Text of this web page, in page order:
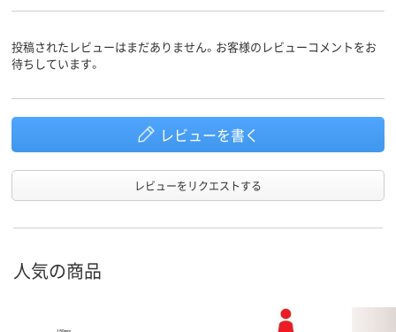
投稿されたレビューはまだありません。お客様のレビューコメントをお
待ちしています。
レビューを書く
レビューをリクエストする
人気の商品